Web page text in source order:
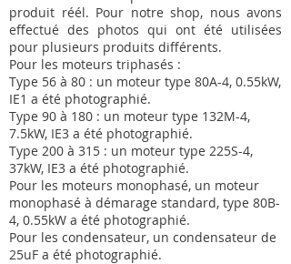
produit réél. Pour notre shop, nous avons
effectué des photos qui ont été utilisées
pour plusieurs produits différents.
Pour les moteurs triphasés :
Type 56 à 80 : un moteur type 80A-4, 0.55kW,
IE1 a été photographié.
Type 90 à 180 : un moteur type 132M-4,
7.5kW, IE3 a été photographié.
Type 200 à 315 : un moteur type 225S-4,
37kW, IE3 a été photographié.
Pour les moteurs monophasé, un moteur
monophasé à démarage standard, type 80B-
4, 0.55kW a été photographié.
Pour les condensateur, un condensateur de
25uF a été photographié.